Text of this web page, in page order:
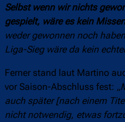
Selbst wenn wir nichts
gespielt, wäre es kein
weder gewonnen noch
Liga-Sieg wäre da kein
Ferner stand laut Martino
vor Saison-Abschluss fest:
auch später [nach einem
nicht notwendig, etwas